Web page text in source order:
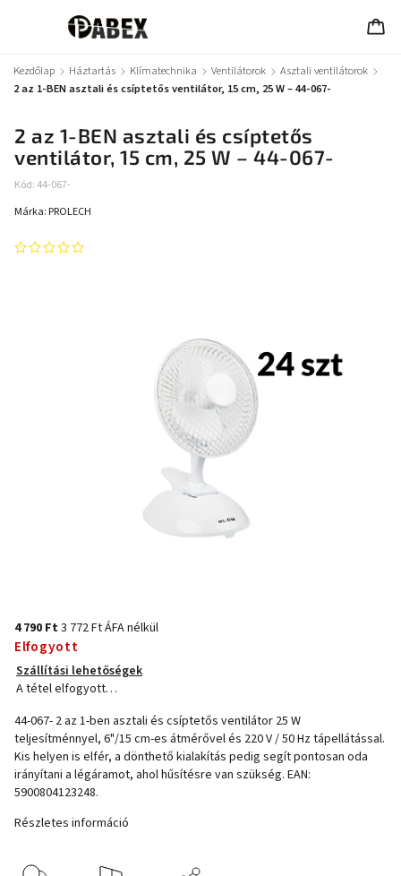
Kezdőlap / Háztartás / Klímatechnika / Ventilátorok / Asztali ventilátorok /
2 az 1-BEN asztali és csíptetős ventilátor, 15 cm, 25 W – 44-067-
2 az 1-BEN asztali és csíptetős
ventilátor, 15 cm, 25 W – 44-067-
Kód:44-067-
Márka: PROLECH
4 790 Ft3 772 Ft ÁFA nélkül
Elfogyott
Szállítási lehetőségek
A tétel elfogyott…
44-067- 2 az 1-ben asztali és csíptetős ventilátor 25 W
teljesítménnyel, 6"/15 cm-es átmérővel és 220 V / 50 Hz tápellátással.
Kis helyen is elfér, a dönthető kialakítás pedig segít pontosan oda
irányítani a légáramot, ahol hűsítésre van szükség. EAN:
5900804123248.
Részletes információ